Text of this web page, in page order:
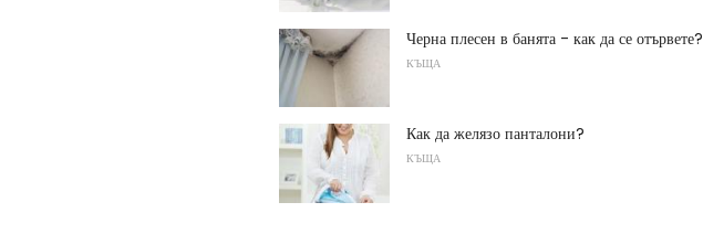
Черна плесен в банята - как да се отървете?
КЪЩА
Как да желязо панталони?
КЪЩА